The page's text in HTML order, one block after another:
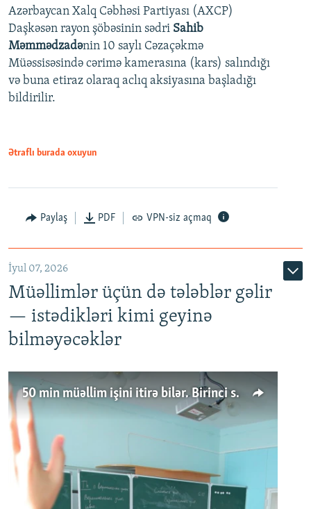
Auto 240p 360p
720p 1080p
360p
720p
1080p
Azərbaycan Xalq Cəbhəsi Partiyası (AXCP)
Daşkəsən rayon şöbəsinin sədri Sahib
Məmmədzadənin 10 saylı Cəzaçəkmə
Müəssisəsində cərimə kamerasına (kars) salındığı
və buna etiraz olaraq aclıq aksiyasına başladığı
bildirilir.
Ətraflı burada oxuyun
Paylaş PDF VPN-siz açmaq
İyul 07, 2026
Müəllimlər üçün də tələblər gəlir
— istədikləri kimi geyinə
bilməyəcəklər
50 min müəllim işini itirə bilər. Birinci sinfə gedənlər azalır